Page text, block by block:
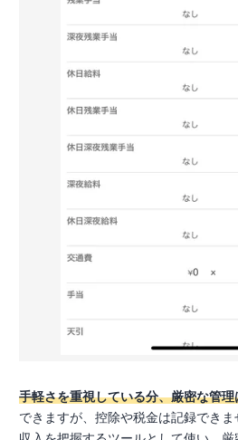
手軽さを重視している分、厳密な管理
できますが、控除や税金は記録でき